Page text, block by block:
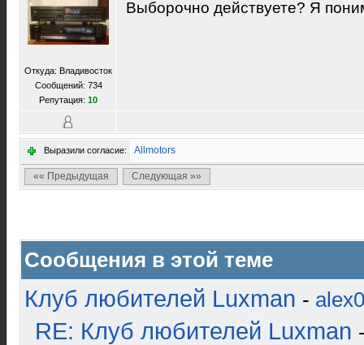
Откуда: Владивосток
Сообщений: 734
Репутация: 10
Выборочно действуете? Я
Выразили согласие: Allmotors
«« Предыдущая Следующая »»
Сообщения в этой теме
Клуб любителей Luxman -
RE: Клуб любителей Luxman